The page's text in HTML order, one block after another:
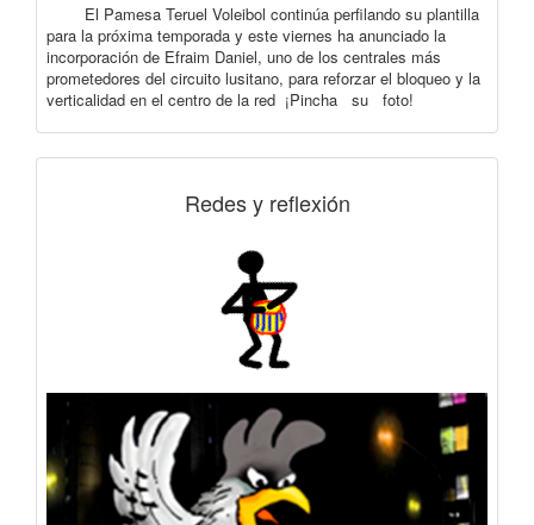
El Pamesa Teruel Voleibol continúa perfilando su plantilla
para la próxima temporada y este viernes ha anunciado la
incorporación de Efraim Daniel, uno de los centrales más
prometedores del circuito lusitano, para reforzar el bloqueo y la
verticalidad en el centro de la red ¡Pincha su foto!
Redes y reflexión